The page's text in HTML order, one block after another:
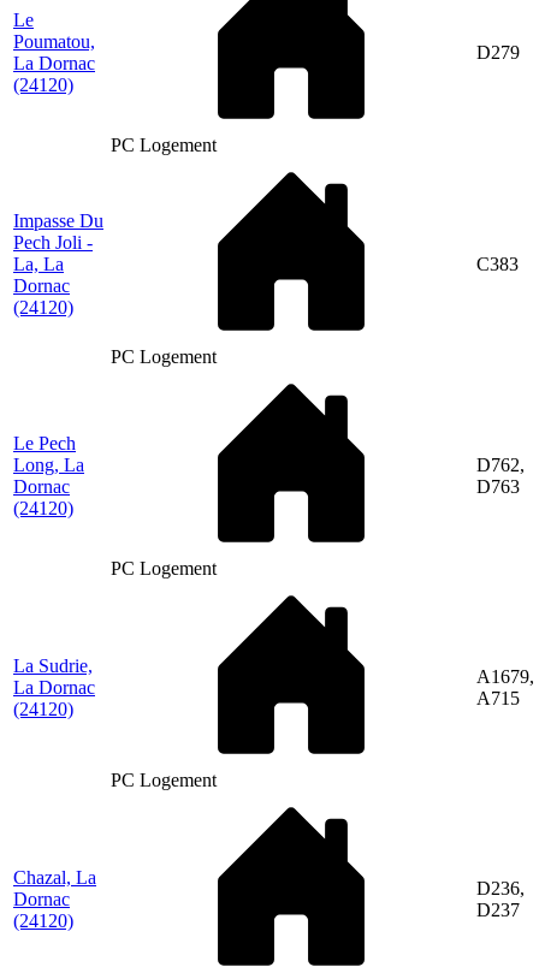
Le
Poumatou,
La Dornac
(24120)
PC Logement
D279
Impasse Du
Pech Joli -
La, La
Dornac
(24120)
PC Logement
C383
Le Pech
Long, La
Dornac
(24120)
PC Logement
D762,
D763
La Sudrie,
La Dornac
(24120)
PC Logement
A1679,
A715
Chazal, La
Dornac
(24120)
D236,
D237